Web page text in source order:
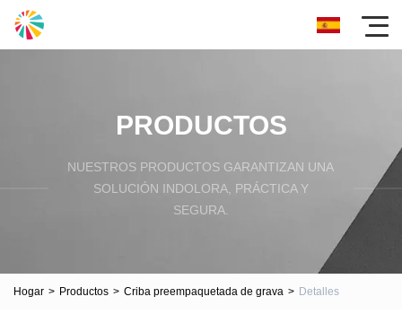
PRODUCTOS
NUESTROS PRODUCTOS GARANTIZAN UNA
SOLUCIÓN INDOLORA, PRÁCTICA Y
SEGURA.
Hogar > Productos > Criba preempaquetada de grava > Detalles